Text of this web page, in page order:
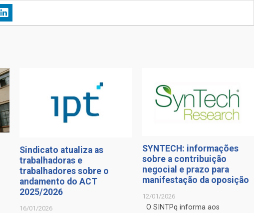
Sindicato atualiza as
trabalhadoras e
trabalhadores sobre o
andamento do ACT
2025/2026
16/01/2026
SYNTECH: informações
sobre a contribuição
negocial e prazo para
manifestação da oposição
12/01/2026
O SINTPq informa aos